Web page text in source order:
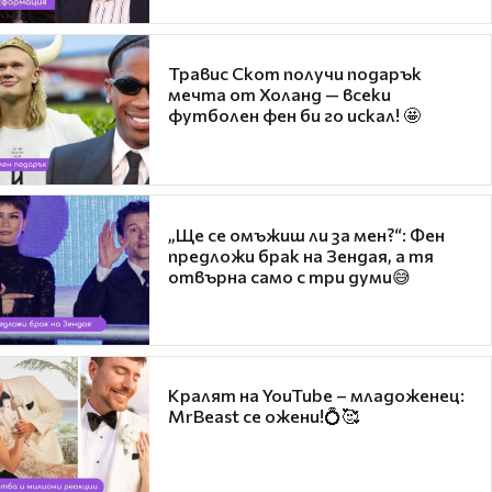
Травис Скот получи подарък
мечта от Холанд — всеки
футболен фен би го искал! 🤩
„Ще се омъжиш ли за мен?“: Фен
предложи брак на Зендая, а тя
отвърна само с три думи😅
Кралят на YouTube – младоженец:
MrBeast се ожени!💍🥰